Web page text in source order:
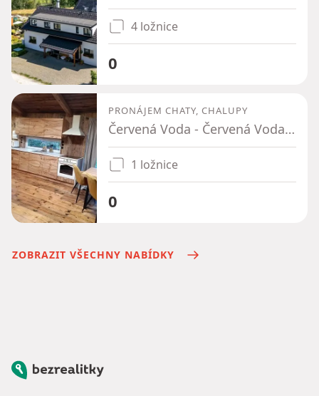
4 ložnice
0
PRONÁJEM CHATY, CHALUPY
Červená Voda - Červená Voda, Pardubický kraj
1 ložnice
0
ZOBRAZIT VŠECHNY NABÍDKY
Bezrealitky